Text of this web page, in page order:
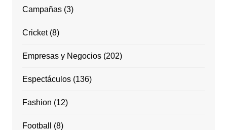
Campañas(3)
Cricket(8)
Empresas y Negocios(202)
Espectáculos(136)
Fashion (12)
Football (8)